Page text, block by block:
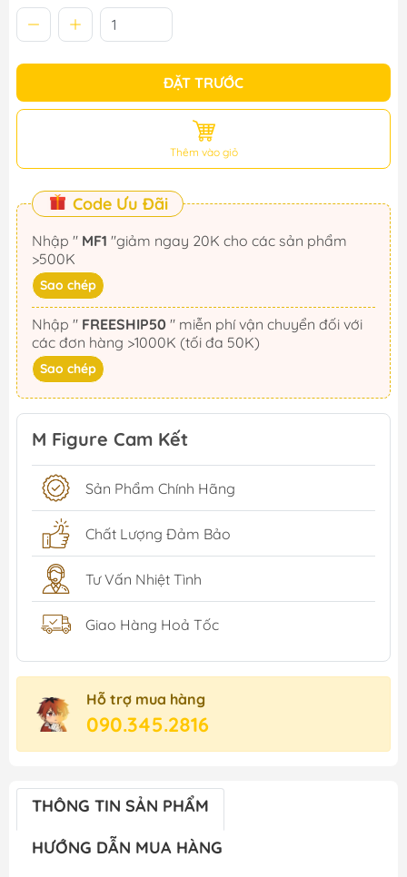
ĐẶT TRƯỚC
Thêm vào giỏ
Code Ưu Đãi
Nhập " MF1
>500K
Sao chép
Nhập " FREESHIP50
các đơn hàng >1000K (tối đa 50K)
Sao chép
M Figure Cam Kết
Sản Phẩm Chính Hãng
Chất Lượng Đảm Bảo
Tư Vấn Nhiệt Tình
Giao Hàng Hoả Tốc
Hỗ trợ mua hàng
090.345.2816
THÔNG TIN SẢN PHẨM
HƯỚNG DẪN MUA HÀNG